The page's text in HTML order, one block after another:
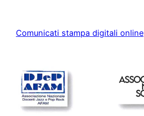
content
Comunicati stampa digitali online